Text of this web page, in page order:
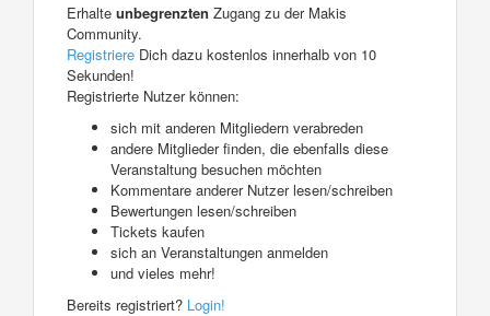
Erhalte unbegrenzten Zugang zu der Makis
Community.
Registriere Dich dazu kostenlos innerhalb von 10
Sekunden!
Registrierte Nutzer können:
sich mit anderen Mitgliedern verabreden
andere Mitglieder finden, die ebenfalls diese
Veranstaltung besuchen möchten
Kommentare anderer Nutzer lesen/schreiben
Bewertungen lesen/schreiben
Tickets kaufen
sich an Veranstaltungen anmelden
und vieles mehr!
Bereits registriert? Login!